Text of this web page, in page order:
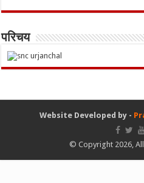
परिचय
Website Developed by -
© Copyright 2026,